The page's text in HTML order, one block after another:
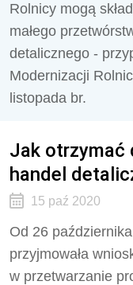
Rolnicy mogą
małego
detalicznego -
Modernizacji
listopada br.
Jak otrzymać
handel
15 paź 2020
Od 26
przyjmowała
w przetwarzanie